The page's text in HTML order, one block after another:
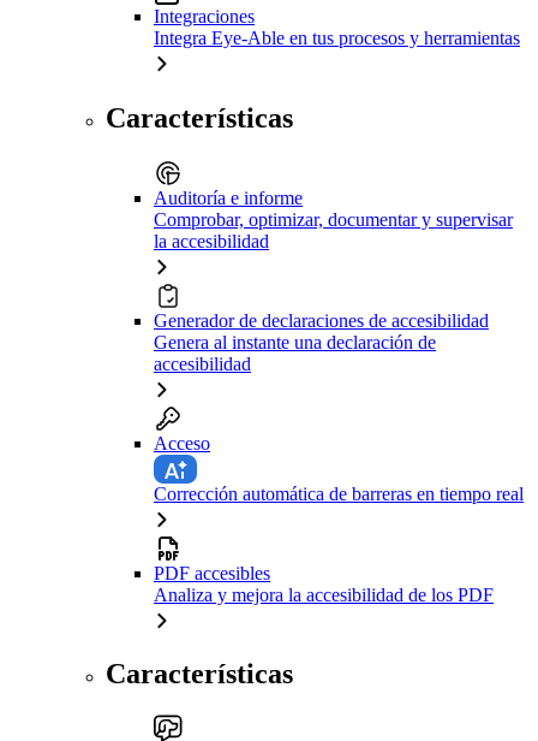
Integraciones
Integra Eye-Able en tus procesos y herramientas
Características
Auditoría e informe
Comprobar, optimizar, documentar y supervisar
la accesibilidad
Generador de declaraciones de accesibilidad
Genera al instante una declaración de
accesibilidad
Acceso
Corrección automática de barreras en tiempo real
PDF accesibles
Analiza y mejora la accesibilidad de los PDF
Características